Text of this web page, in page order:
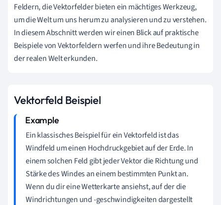
Feldern, die Vektorfelder bieten ein mächtiges Werkzeug,
um die Welt um uns herum zu analysieren und zu verstehen.
In diesem Abschnitt werden wir einen Blick auf praktische
Beispiele von Vektorfeldern werfen und ihre Bedeutung in
der realen Welt erkunden.
Vektorfeld Beispiel
Ein klassisches Beispiel für ein Vektorfeld ist das
Windfeld um einen Hochdruckgebiet auf der Erde. In
einem solchen Feld gibt jeder Vektor die Richtung und
Stärke des Windes an einem bestimmten Punkt an.
Wenn du dir eine Wetterkarte ansiehst, auf der die
Windrichtungen und -geschwindigkeiten dargestellt